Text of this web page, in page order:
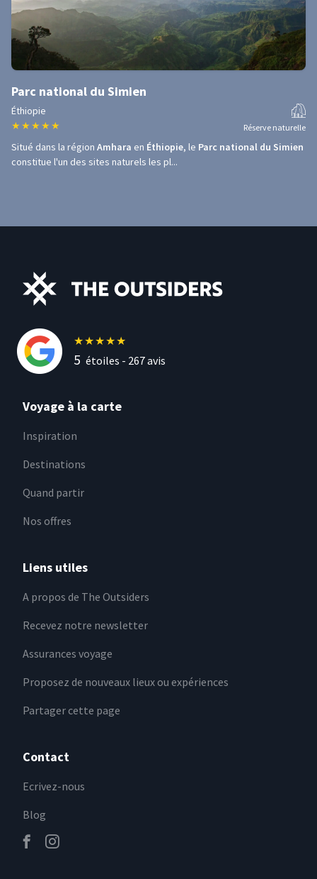
Parc national du Simien
Éthiopie
★ ★ ★ ★ ★ Réserve naturelle
Situé dans la région Amhara en Éthiopie, le Parc national du Simien
constitue l'un des sites naturels les pl...
★★★★★
5 étoiles - 267avis
Voyage à la carte
Inspiration
Destinations
Quand partir
Nos offres
Liens utiles
A propos de The Outsiders
Recevez notre newsletter
Assurances voyage
Proposez de nouveaux lieux ou expériences
Partager cette page
Contact
Ecrivez-nous
Blog